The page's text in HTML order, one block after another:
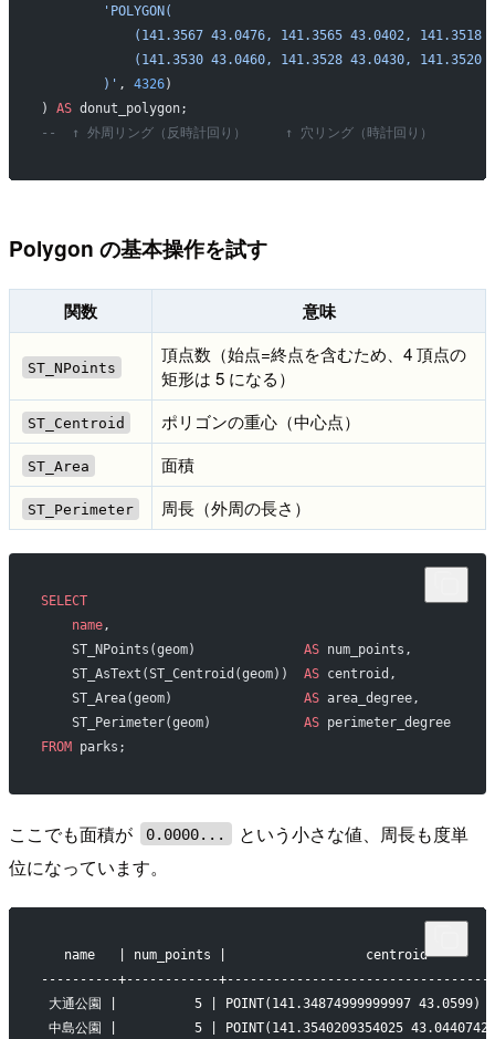
        'POLYGON(
(141.3567 43.0476, 141.3565 43.0402, 141.3518
(141.3530 43.0460, 141.3528 43.0430, 141.3520
        )'
, 4326)
) AS donut_polygon;
--  ↑ 外周リング（反時計回り）     ↑ 穴リング（時計回り）
Polygon の基本操作を試す
関数 意味
ST_NPoints
頂点数（始点=終点を含むため、4 頂点の
矩形は 5 になる）
ST_Centroid ポリゴンの重心（中心点）
ST_Area 面積
ST_Perimeter 周長（外周の長さ）
SELECT
    name
,
    ST_NPoints(geom)
AS num_points,
    ST_AsText(ST_Centroid(geom))
AS centroid,
    ST_Area(geom)
AS area_degree,
    ST_Perimeter(geom)
AS perimeter_degree
FROM parks;
ここでも面積が 0.0000...
という小さな値、周長も度単
位になっています。
name   | num_points |                  centroid
----------+------------
大通公園 |          5 | POINT(141.34874999999997
中島公園 |          5 | POINT(141.3540209354025